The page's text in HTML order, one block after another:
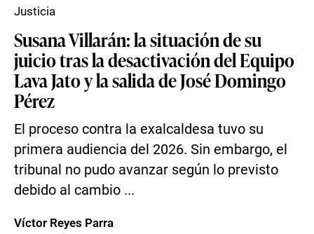
Susana Villarán: la situación de su
juicio tras la desactivación del Equipo
Lava Jato y la salida de José Domingo
Pérez
El proceso contra la exalcaldesa tuvo su
primera audiencia del 2026. Sin embargo, el
tribunal no pudo avanzar según lo previsto
debido al cambio ...
Justicia
Víctor Reyes Parra